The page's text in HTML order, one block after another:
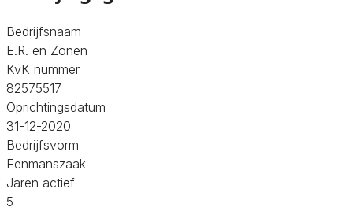
Bedrijfsnaam
E.R. en Zonen
KvK nummer
82575517
Oprichtingsdatum
31-12-2020
Bedrijfsvorm
Eenmanszaak
Jaren actief
5